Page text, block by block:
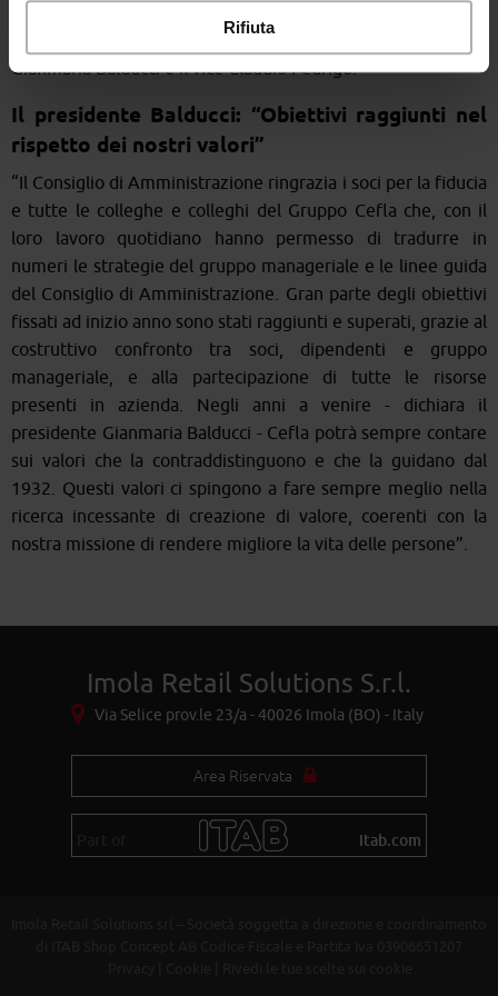
Rifiuta
per il prossimo triennio. Confermati inoltre il presidente
Gianmaria Balducci e il vice Claudio Fedrigo.
Il presidente Balducci: “Obiettivi raggiunti nel
rispetto dei nostri valori”
“Il Consiglio di Amministrazione ringrazia i soci per la fiducia
e tutte le colleghe e colleghi del Gruppo Cefla che, con il
loro lavoro quotidiano hanno permesso di tradurre in
numeri le strategie del gruppo manageriale e le linee guida
del Consiglio di Amministrazione. Gran parte degli obiettivi
fissati ad inizio anno sono stati raggiunti e superati, grazie al
costruttivo confronto tra soci, dipendenti e gruppo
manageriale, e alla partecipazione di tutte le risorse
presenti in azienda. Negli anni a venire - dichiara il
presidente Gianmaria Balducci - Cefla potrà sempre contare
sui valori che la contraddistinguono e che la guidano dal
1932. Questi valori ci spingono a fare sempre meglio nella
ricerca incessante di creazione di valore, coerenti con la
nostra missione di rendere migliore la vita delle persone”.
Imola Retail Solutions S.r.l.
Via Selice prov.le 23/a - 40026 Imola (BO) - Italy
Area Riservata
itab.com